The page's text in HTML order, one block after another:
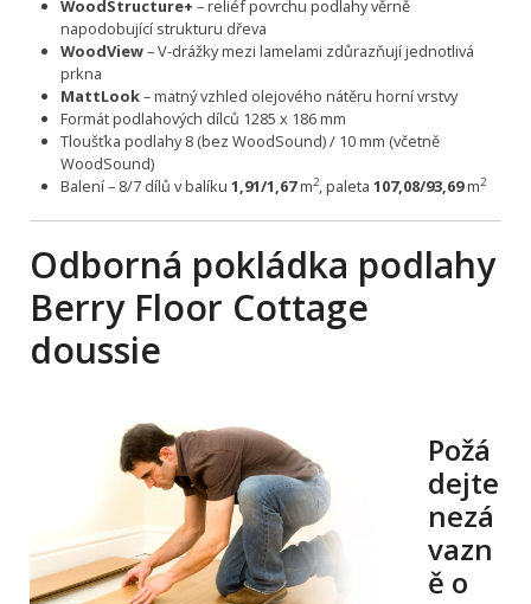
WoodStructure+ – reliéf povrchu podlahy věrně
napodobující strukturu dřeva
WoodView– V-drážky mezi lamelami zdůrazňují jednotlivá
prkna
MattLook– matný vzhled olejového nátěru horní vrstvy
Formát podlahových dílců 1285 x 186 mm
Tloušťka podlahy 8 (bez WoodSound) / 10 mm (včetně
WoodSound)
Balení – 8/7 dílů v balíku 1,91/1,67m2, paleta 107,08/93,69m2
Odborná pokládka podlahy
Berry Floor Cottage
doussie
Požá
dejte
nezá
vazn
ě o